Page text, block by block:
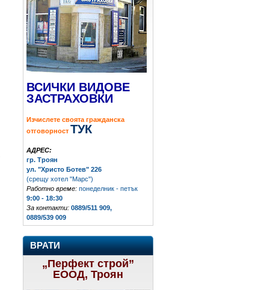
ВСИЧКИ ВИДОВЕ
ЗАСТРАХОВКИ
Изчислете своята гражданска
отговорност ТУК
АДРЕС:
гр. Троян
ул. "Христо Ботев" 226
(срещу хотел "Марс")
Работно време: понеделник - петък
9:00 - 18:30
За контакти: 0889/511 909,
0889/539 009
ВРАТИ
„Перфект строй”
ЕООД, Троян